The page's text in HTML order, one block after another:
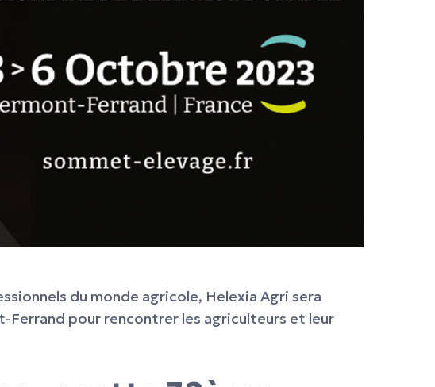
du monde agricole, Helexia Agri sera
Ferrand pour rencontrer les agriculteurs et leur